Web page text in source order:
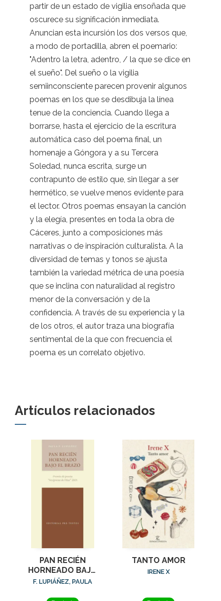
partir de un estado de vigilia ensoñada que
oscurece su significación inmediata.
Anuncian esta incursión los dos versos que,
a modo de portadilla, abren el poemario:
"Adentro la letra, adentro, / la que se dice en
el sueño". Del sueño o la vigilia
semiinconsciente parecen provenir algunos
poemas en los que se desdibuja la línea
tenue de la conciencia. Cuando llega a
borrarse, hasta el ejercicio de la escritura
automática caso del poema final, un
homenaje a Góngora y a su Tercera
Soledad, nunca escrita, surge un
contrapunto de estilo que, sin llegar a ser
hermético, se vuelve menos evidente para
el lector. Otros poemas ensayan la canción
y la elegía, presentes en toda la obra de
Cáceres, junto a composiciones más
narrativas o de inspiración culturalista. A la
diversidad de temas y tonos se ajusta
también la variedad métrica de una poesía
que se inclina con naturalidad al registro
menor de la conversación y de la
confidencia. A través de su experiencia y la
de los otros, el autor traza una biografía
sentimental de la que con frecuencia el
poema es un correlato objetivo.
Artículos relacionados
PAN RECIÉN
HORNEADO BAJO
EL BRAZO
F. LUPIÁÑEZ, PAULA
TANTO AMOR
IRENE X